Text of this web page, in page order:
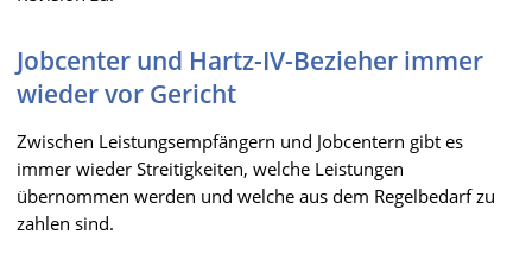
Jobcenter und Hartz-IV-Bezieher immer
wieder vor Gericht
Zwischen Leistungsempfängern und Jobcentern gibt es
immer wieder Streitigkeiten, welche Leistungen
übernommen werden und welche aus dem Regelbedarf zu
zahlen sind.